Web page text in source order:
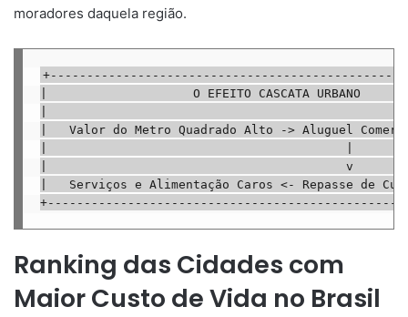
moradores daquela região.
|                    O EFEITO CASCATA
|   Valor do Metro Quadrado Alto -> Aluguel
|                                         v
|   Serviços e Alimentação Caros <- Repasse de
Ranking das Cidades com
Maior Custo de Vida no Brasil